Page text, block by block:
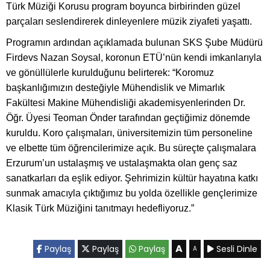
Türk Müziği Korusu program boyunca birbirinden güzel
parçaları seslendirerek dinleyenlere müzik ziyafeti yaşattı.
Programın ardından açıklamada bulunan SKS Şube Müdürü
Firdevs Nazan Soysal, koronun ETÜ’nün kendi imkanlarıyla
ve gönüllülerle kurulduğunu belirterek: “Koromuz
başkanlığımızın desteğiyle Mühendislik ve Mimarlık
Fakültesi Makine Mühendisliği akademisyenlerinden Dr.
Öğr. Üyesi Teoman Önder tarafından geçtiğimiz dönemde
kuruldu. Koro çalışmaları, üniversitemizin tüm personeline
ve elbette tüm öğrencilerimize açık. Bu süreçte çalışmalara
Erzurum’un ustalaşmış ve ustalaşmakta olan genç saz
sanatkarları da eşlik ediyor. Şehrimizin kültür hayatına katkı
sunmak amacıyla çıktığımız bu yolda özellikle gençlerimize
Klasik Türk Müziğini tanıtmayı hedefliyoruz.”
Paylaş Paylaş Paylaş A A Sesli Dinle